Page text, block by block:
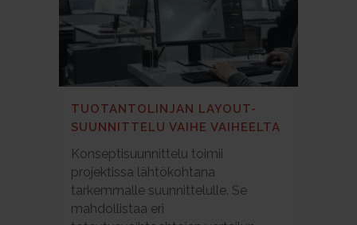
TUOTANTOLINJAN LAYOUT-
SUUNNITTELU VAIHE VAIHEELTA
Konseptisuunnittelu toimii
projektissa lähtökohtana
tarkemmalle suunnittelulle. Se
mahdollistaa eri